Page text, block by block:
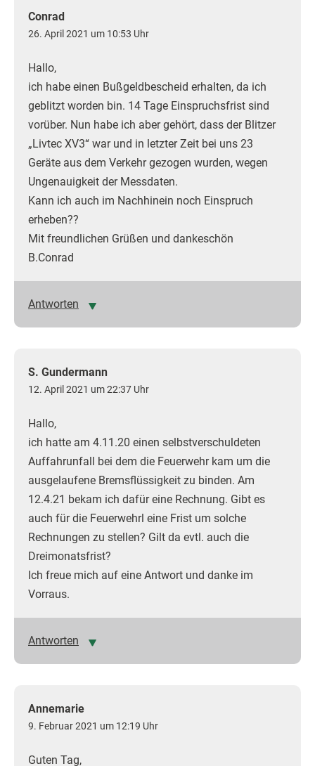
Conrad
26. April 2021 um 10:53 Uhr
Hallo,
ich habe einen Bußgeldbescheid erhalten, da ich
geblitzt worden bin. 14 Tage Einspruchsfrist sind
vorüber. Nun habe ich aber gehört, dass der Blitzer
„Livtec XV3“ war und in letzter Zeit bei uns 23
Geräte aus dem Verkehr gezogen wurden, wegen
Ungenauigkeit der Messdaten.
Kann ich auch im Nachhinein noch Einspruch
erheben??
Mit freundlichen Grüßen und dankeschön
B.Conrad
Antworten
S. Gundermann
12. April 2021 um 22:37 Uhr
Hallo,
ich hatte am 4.11.20 einen selbstverschuldeten
Auffahrunfall bei dem die Feuerwehr kam um die
ausgelaufene Bremsflüssigkeit zu binden. Am
12.4.21 bekam ich dafür eine Rechnung. Gibt es
auch für die Feuerwehrl eine Frist um solche
Rechnungen zu stellen? Gilt da evtl. auch die
Dreimonatsfrist?
Ich freue mich auf eine Antwort und danke im
Vorraus.
Antworten
Annemarie
9. Februar 2021 um 12:19 Uhr
Guten Tag,